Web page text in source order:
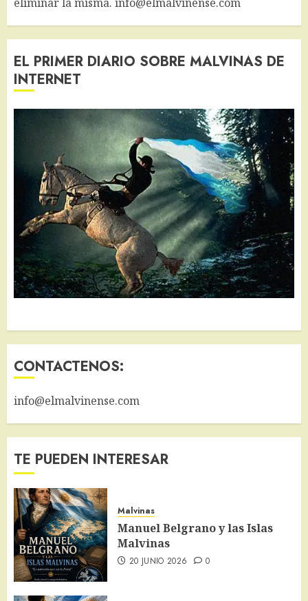
EL PRIMER DIARIO SOBRE MALVINAS DE
INTERNET
CONTACTENOS:
info@elmalvinense.com
TE PUEDEN INTERESAR
Malvinas
Manuel Belgrano y las Islas
Malvinas
20 JUNIO 2026 0